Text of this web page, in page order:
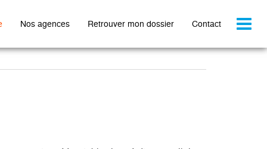
Nos agences Retrouver mon dossier Contact